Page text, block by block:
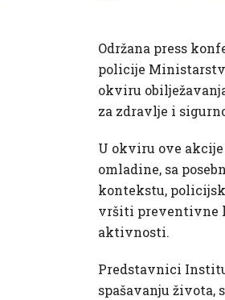
Održana press
policije
okviru
za zdravlje i
U okviru ove
omladine, sa
kontekstu,
vršiti preventivne
aktivnosti.
Predstavnici
spašavanju života,